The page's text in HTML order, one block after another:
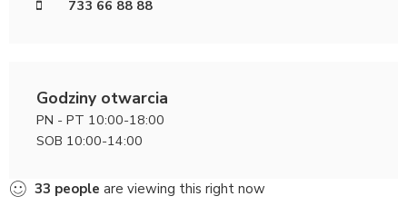
733 66 88 88
Godziny otwarcia
PN - PT 10:00-18:00
SOB 10:00-14:00
33 people are viewing this right now